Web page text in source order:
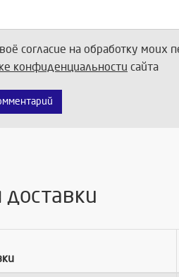
согласие на обработку моих
конфиденциальности сайта
доставки